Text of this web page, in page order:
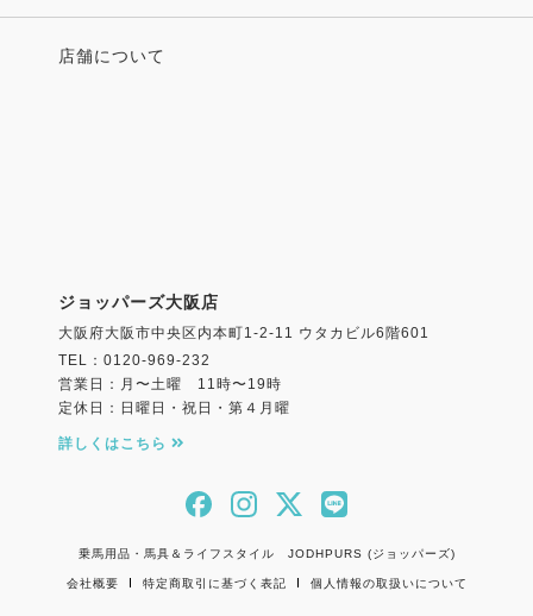
店舗について
ジョッパーズ大阪店
大阪府大阪市中央区内本町1-2-11 ウタカビル6階601
TEL：0120-969-232
営業日：月〜土曜 11時〜19時
定休日：日曜日・祝日・第４月曜
詳しくはこちら
乗馬用品・馬具＆ライフスタイル JODHPURS (ジョッパーズ)
会社概要 特定商取引に基づく表記 個人情報の取扱いについて